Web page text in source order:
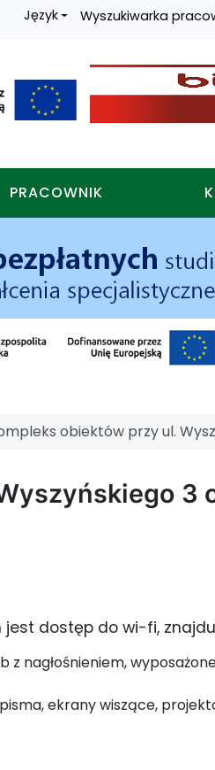
Język Wyszukiwarka
PRACOWNIK
obiektów przy ul.
3
dostęp do wi-fi,
z nagłośnieniem,
ekrany wiszące,